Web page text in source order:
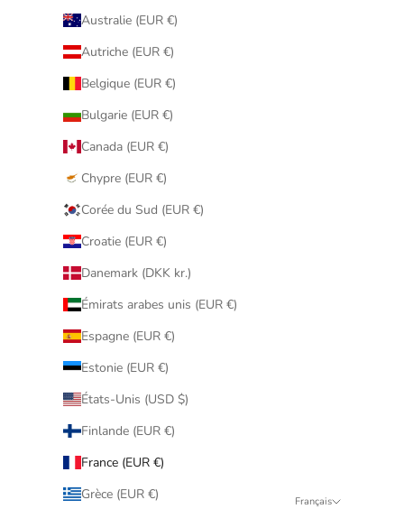
Australie (EUR €)
Autriche (EUR €)
Belgique (EUR €)
Bulgarie (EUR €)
Canada (EUR €)
Chypre (EUR €)
Corée du Sud (EUR €)
Croatie (EUR €)
Danemark (DKK kr.)
Émirats arabes unis (EUR €)
Espagne (EUR €)
Estonie (EUR €)
États-Unis (USD $)
Finlande (EUR €)
France (EUR €)
Grèce (EUR €)
Français